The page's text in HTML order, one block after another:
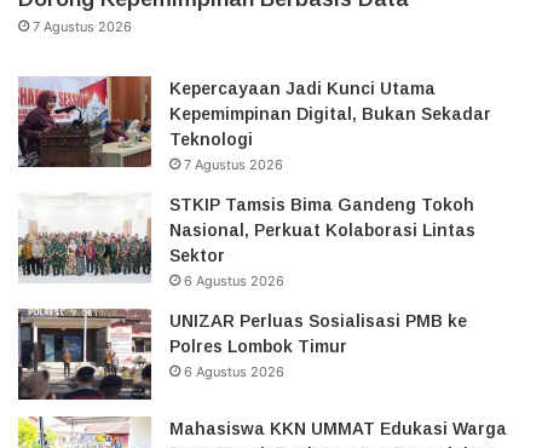
7 Agustus 2026
Kepercayaan Jadi Kunci Utama
Kepemimpinan Digital, Bukan Sekadar
Teknologi
7 Agustus 2026
STKIP Tamsis Bima Gandeng Tokoh
Nasional, Perkuat Kolaborasi Lintas
Sektor
6 Agustus 2026
UNIZAR Perluas Sosialisasi PMB ke
Polres Lombok Timur
6 Agustus 2026
Mahasiswa KKN UMMAT Edukasi Warga